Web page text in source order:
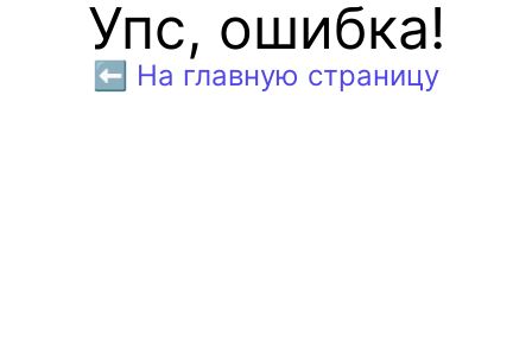
Упс, ошибка!
⬅️ На главную страницу